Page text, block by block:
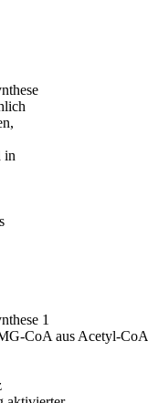
in
1
CoA aus Acetyl-CoA